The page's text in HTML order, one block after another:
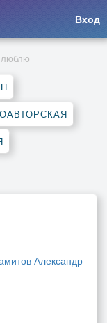
Вход
люблю
Александр